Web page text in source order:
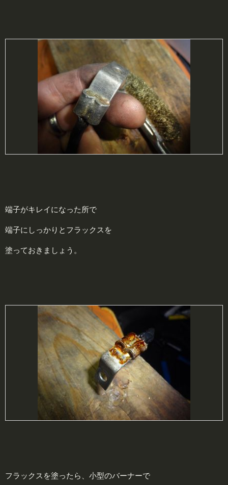
端子がキレイになった所で
端子にしっかりとフラックスを
塗っておきましょう。
フラックスを塗ったら、小型のバーナーで